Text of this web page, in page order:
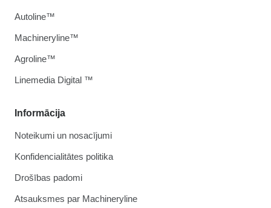
Informācija
Noteikumi un nosacījumi
Konfidencialitātes politika
Drošības padomi
Atsauksmes par Machineryline
Autoline™
Machineryline™
Agroline™
Linemedia Digital ™